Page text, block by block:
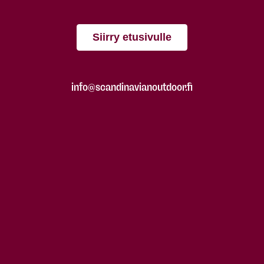
Siirry etusivulle
info@scandinavianoutdoor.fi